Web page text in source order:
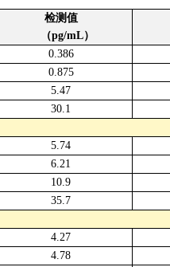
检测值
（pg/mL）
0.386
0.875
5.47
30.1
5.74
6.21
10.9
35.7
4.27
4.78